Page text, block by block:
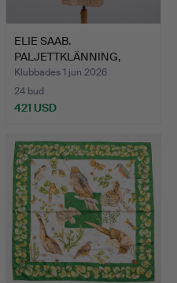
ELIE SAAB.
PALJETTKLÄNNING,
storlek 40.
Klubbades 1 jun 2026
24 bud
421 USD